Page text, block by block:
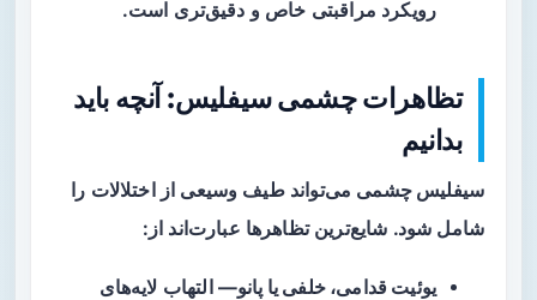
رویکرد مراقبتی خاص و دقیق‌تری است.
تظاهرات چشمی سیفلیس: آنچه باید
بدانیم
سیفلیس چشمی می‌تواند طیف وسیعی از اختلالات را
شامل شود. شایع‌ترین تظاهرها عبارت‌اند از:
یوئیت قدامی، خلفی یا پانو— التهاب لایه‌های